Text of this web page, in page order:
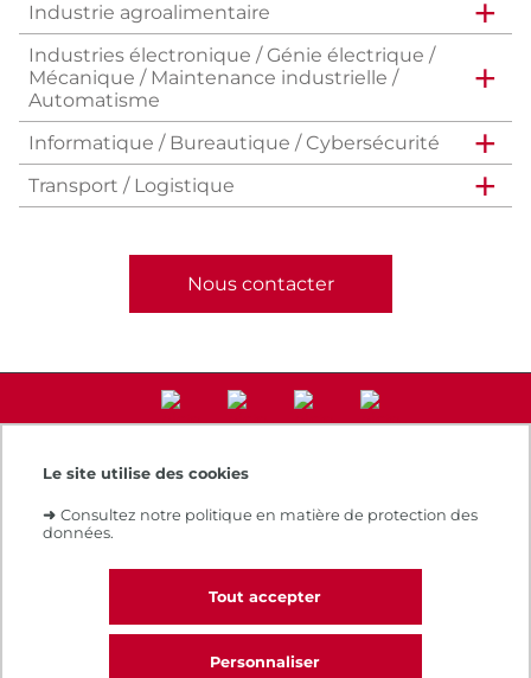
Le site utilise des cookies
➜ Consultez notre politique en matière de protection des
données.
Tout accepter
Personnaliser
Industrie agroalimentaire
Industries électronique / Génie électrique /
Mécanique / Maintenance industrielle /
Automatisme
Informatique / Bureautique / Cybersécurité
Transport / Logistique
Nous contacter
Accès direct
Notre e-boutique
Espace numérique de formation
Le Cnam recrute
Contacts et plans d'accès
Réclamations